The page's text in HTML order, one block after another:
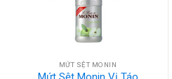
MỨT SỆT MONIN